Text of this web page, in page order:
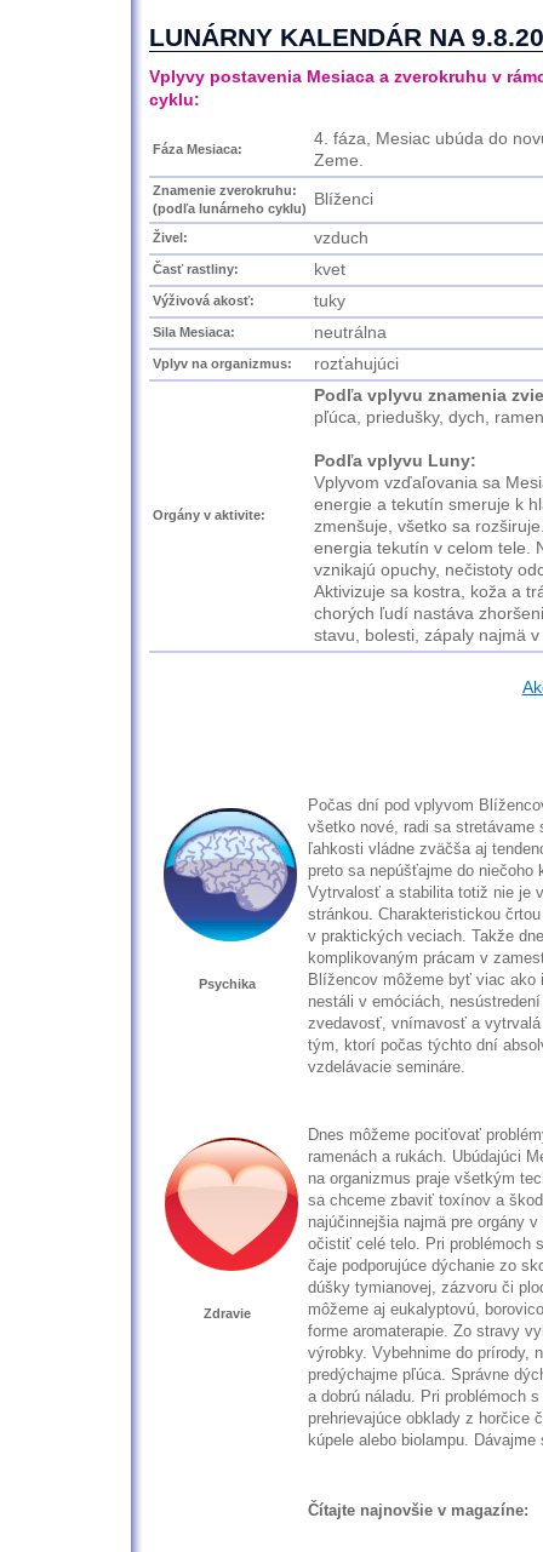
LUNÁRNY KALENDÁR NA
Vplyvy postavenia Mesiaca a zverokruhu v
cyklu:
Fáza Mesiaca:
4. fáza, Mesiac ubúda do
Zeme.
Znamenie zverokruhu:
(podľa lunárneho cyklu)
Blíženci
Živel: vzduch
Časť rastliny: kvet
Výživová akosť: tuky
Sila Mesiaca: neutrálna
Vplyv na organizmus: rozťahujúci
Orgány v aktivite:
Podľa vplyvu znamenia
pľúca, priedušky, dych,
Podľa vplyvu Luny:
Vplyvom vzďaľovania sa
energie a tekutín smeruje k
zmenšuje, všetko sa
energia tekutín v celom tele.
vznikajú opuchy, nečistoty
Aktivizuje sa kostra, koža a
chorých ľudí nastáva
stavu, bolesti, zápaly najmä
Psychika
Počas dní pod vplyvom
všetko nové, radi sa stretávame
ľahkosti vládne zväčša aj
preto sa nepúšťajme do niečoho
Vytrvalosť a stabilita totiž nie je
stránkou. Charakteristickou
v praktických veciach. Takže
komplikovaným prácam v
Blížencov môžeme byť viac ako
nestáli v emóciách,
zvedavosť, vnímavosť a
tým, ktorí počas týchto dní
vzdelávacie semináre.
Zdravie
Dnes môžeme pociťovať
ramenách a rukách. Ubúdajúci
na organizmus praje všetkým
sa chceme zbaviť toxínov a
najúčinnejšia najmä pre orgány
očistiť celé telo. Pri problémoch
čaje podporujúce dýchanie zo
dúšky tymianovej, zázvoru či
môžeme aj eukalyptovú,
forme aromaterapie. Zo stravy
výrobky. Vybehnime do prírody,
predýchajme pľúca. Správne
a dobrú náladu. Pri problémoch
prehrievajúce obklady z horčice
kúpele alebo biolampu.
Čítajte najnovšie v magazíne: